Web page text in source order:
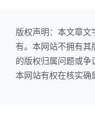
版权声明：本文章文
有。本网站不拥有其
的版权归属问题或争
本网站有权在核实确